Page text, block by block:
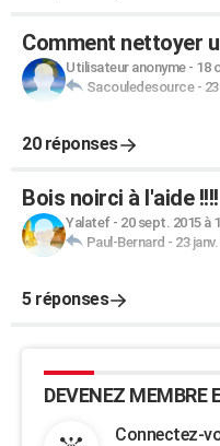
Comment nettoyer
Utilisateur anonyme- 18
Sacouledesource-
20 réponses
Bois noirci à l'aide !!!!
Yalatef- 20 sept. 2015 à
Paul-Bernard - 23
5 réponses
DEVENEZ MEMBRE
Connectez-